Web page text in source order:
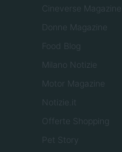
Cineverse Magazine
Donne Magazine
Food Blog
Milano Notizie
Motor Magazine
Notizie.it
Offerte Shopping
Pet Story